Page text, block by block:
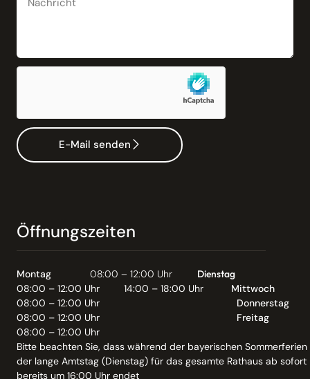
E-Mail senden
Öffnungszeiten
Montag 08:00 – 12:00 Uhr
Dienstag
08:00 – 12:00 Uhr
14:00 – 18:00 Uhr
Mittwoch
08:00 – 12:00 Uhr
Donnerstag
08:00 – 12:00 Uhr
Freitag
08:00 – 12:00 Uhr
Bitte beachten Sie, dass während der bayerischen Sommerferien
der lange Amtstag (Dienstag) für das gesamte Rathaus ab sofort
bereits um 16:00 Uhr endet